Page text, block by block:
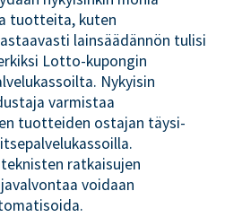
tuotteita, kuten
lainsäädännön tulisi
Lotto-kupongin
Nykyisin
varmistaa
tuotteiden ostajan täysi-
ratkaisujen
voidaan